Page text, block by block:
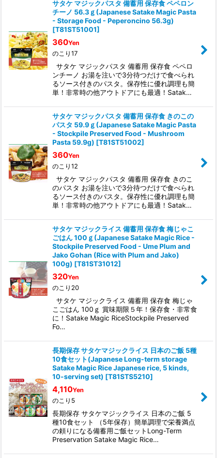
サタケ マジックパスタ 備蓄用 保存食 ペペロン
チーノ 56.3ｇ(Japanese Satake Magic Pasta
- Storage Food - Peperoncino 56.3g)
[T81ST51001]
360Yen
のこり17
サタケ マジックパスタ 備蓄用 保存食 ペペロ
ンチーノ お湯を注いで3分待つだけで食べられ
るソース付きのパスタ。保存性に優れ調理も簡
単！非常時の他アウトドアにも最適！Satak…
サタケ マジックパスタ 備蓄用 保存食 きのこの
パスタ 59.9ｇ(Japanese Satake Magic Pasta
- Stockpile Preserved Food - Mushroom
Pasta 59.9g) [T81ST51002]
360Yen
のこり12
サタケ マジックパスタ 備蓄用 保存食 きのこ
のパスタ お湯を注いで3分待つだけで食べられ
るソース付きのパスタ。保存性に優れ調理も簡
単！非常時の他アウトドアにも最適！Satak…
サタケ マジックライス 備蓄用 保存食 梅じゃこ
ごはん 100ｇ(Japanese Satake Magic Rice -
Stockpile Preserved Food - Ume Plum and
Jako Gohan (Rice with Plum and Jako)
100g) [T81ST31012]
320Yen
のこり20
サタケ マジックライス 備蓄用 保存食 梅じゃ
こごはん 100ｇ 賞味期限５年！保存食・非常食
に！Satake Magic RiceStockpile Preserved
Fo…
長期保存 サタケマジックライス 日本のご飯 5種
10食セット(Japanese Long-term storage
Satake Magic Rice Japanese rice, 5 kinds,
10-serving set) [T81STS5210]
4,110Yen
のこり5
長期保存 サタケマジックライス 日本のご飯 5
種10食セット （5年保存）簡単調理で栄養満点
の頼りになる備蓄用ご飯セットLong-Term
Preservation Satake Magic Rice…